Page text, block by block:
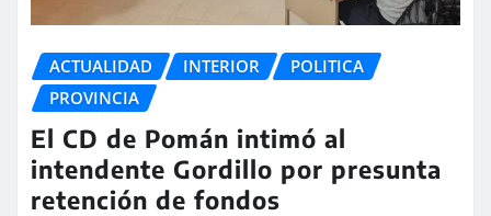
ACTUALIDAD INTERIOR
POLITICA
PROVINCIA
El CD de Pomán intimó al
intendente Gordillo por presunta
retención de fondos